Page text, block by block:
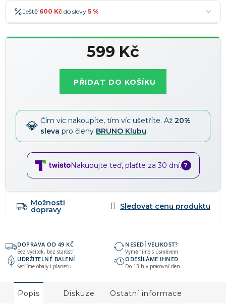
Ještě 600 Kč do slevy 5 %
599 Kč
PŘIDAT DO KOŠÍKU
Čím víc nakoupíte, tím víc ušetříte. Až 20%
sleva pro členy BRUNO Klubu.
Nakupujte teď, plaťte za 30 dní. ?
Možnosti
dopravy
DOPRAVA OD 49 KČ
Bez výčitek, bez starostí
NESEDÍ VELIKOST?
Vyměníme s úsměvem
UDRŽITELNÉ BALENÍ
Šetříme obaly i planetu
ODESÍLÁME IHNED
Do 13 h v pracovní den
Popis Diskuze Ostatní informace